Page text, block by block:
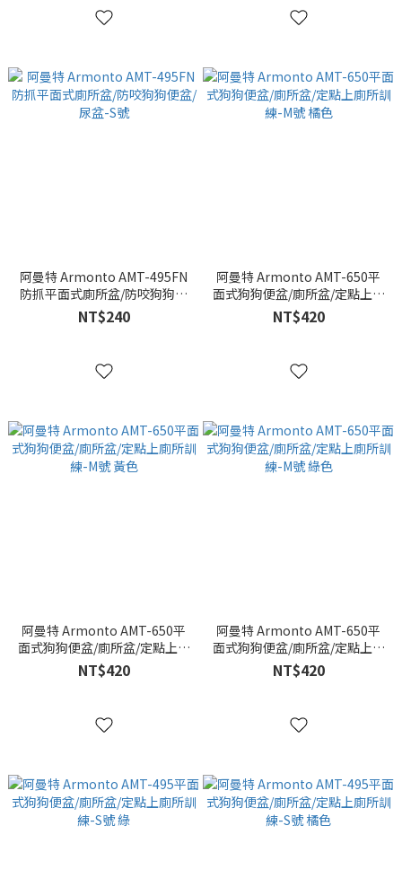
阿曼特 Armonto AMT-495FN
防抓平面式廁所盆/防咬狗狗便
盆/尿盆-S號
NT$240
阿曼特 Armonto AMT-650平
面式狗狗便盆/廁所盆/定點上廁
所訓練-M號 橘色
NT$420
阿曼特 Armonto AMT-650平
面式狗狗便盆/廁所盆/定點上廁
所訓練-M號 黃色
NT$420
阿曼特 Armonto AMT-650平
面式狗狗便盆/廁所盆/定點上廁
所訓練-M號 綠色
NT$420